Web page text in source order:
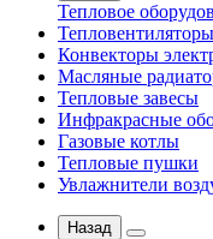
Тепловое
Конвекторы
Масляные
Тепловые завесы
Инфракрасные
Газовые котлы
Тепловые пушки
Увлажнители
Назад